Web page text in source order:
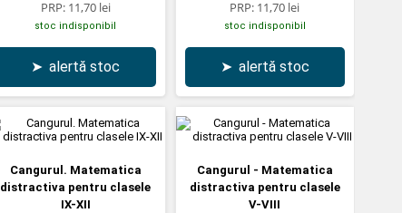
PRP: 11,70 lei
stoc indisponibil
➤ alertă stoc
PRP: 11,70 lei
stoc indisponibil
➤ alertă stoc
Cangurul. Matematica
distractiva pentru clasele
IX-XII
Cangurul - Matematica
distractiva pentru clasele
V-VIII